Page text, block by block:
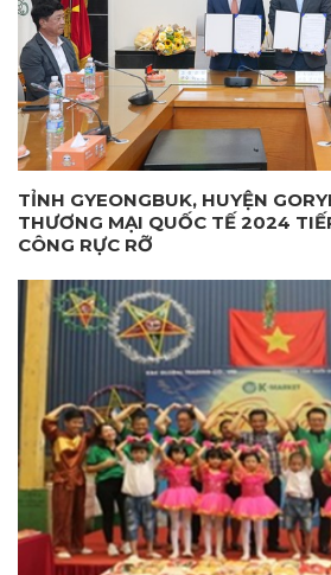
TỈNH GYEONGBUK, HUYỆN
THƯƠNG MẠI QUỐC TẾ 2024
CÔNG RỰC RỠ